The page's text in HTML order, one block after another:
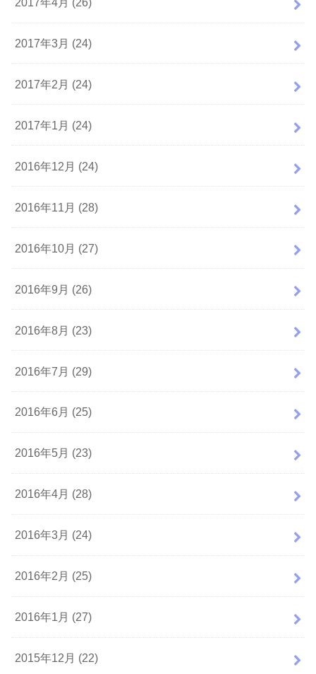
2017年3月 (24)
2017年2月 (24)
2017年1月 (24)
2016年12月 (24)
2016年11月 (28)
2016年10月 (27)
2016年9月 (26)
2016年8月 (23)
2016年7月 (29)
2016年6月 (25)
2016年5月 (23)
2016年4月 (28)
2016年3月 (24)
2016年2月 (25)
2016年1月 (27)
2015年12月 (22)